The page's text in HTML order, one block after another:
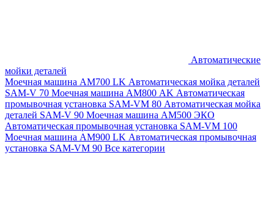
Автоматические
мойки деталей
Моечная машина AM700 LK Автоматическая мойка деталей
SAM-V 70 Моечная машина АМ800 AK Автоматическая
промывочная установка SAM-VM 80 Автоматическая мойка
деталей SAM-V 90 Моечная машина АМ500 ЭКО
Автоматическая промывочная установка SAM-VM 100
Моечная машина AM900 LK Автоматическая промывочная
установка SAM-VM 90 Все категории